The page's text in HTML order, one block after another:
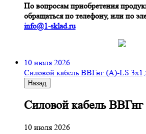
По вопросам приобретения
обращаться по телефону, или по
info@1-sklad.ru
10 июля 2026
Cиловой кабель ВВГнг (A)-LS
Назад
Cиловой кабель
10 июля 2026